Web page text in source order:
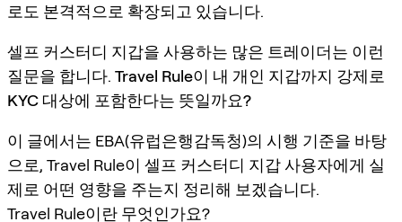
로도 본격적으로 확장되고 있습니다.
셀프 커스터디 지갑을 사용하는 많은 트레이더는 이런
질문을 합니다. Travel Rule이 내 개인 지갑까지 강제로
KYC 대상에 포함한다는 뜻일까요?
이 글에서는 EBA(유럽은행감독청)의 시행 기준을 바탕
으로, Travel Rule이 셀프 커스터디 지갑 사용자에게 실
제로 어떤 영향을 주는지 정리해 보겠습니다.
Travel Rule이란 무엇인가요?